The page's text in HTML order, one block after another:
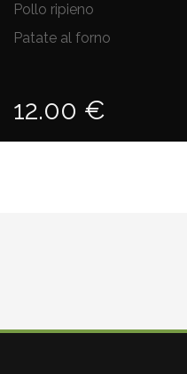
Pollo ripieno
Patate al forno
12.00 €